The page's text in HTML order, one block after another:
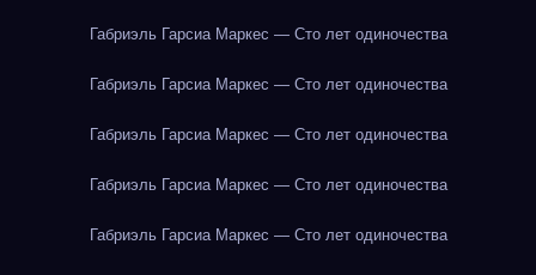
Габриэль Гарсиа Маркес — Сто лет одиночества
Габриэль Гарсиа Маркес — Сто лет одиночества
Габриэль Гарсиа Маркес — Сто лет одиночества
Габриэль Гарсиа Маркес — Сто лет одиночества
Габриэль Гарсиа Маркес — Сто лет одиночества